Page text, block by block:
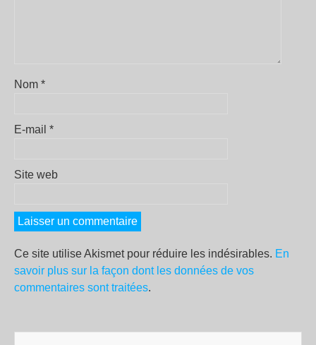
Nom *
E-mail *
Site web
Ce site utilise Akismet pour réduire les indésirables. En
savoir plus sur la façon dont les données de vos
commentaires sont traitées.